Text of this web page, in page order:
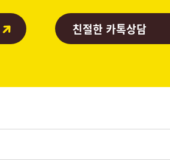
친절한 카톡상담